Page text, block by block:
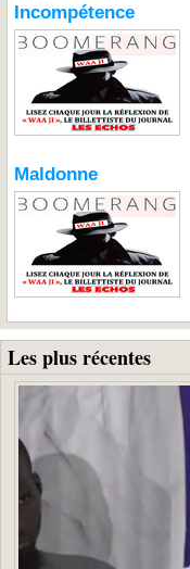
Incompétence
Maldonne
Les plus récentes